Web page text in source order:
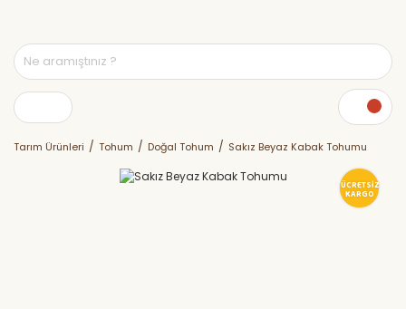
Tarım Ürünleri Tohum Doğal Tohum Sakız Beyaz Kabak Tohumu
ÜCRETSİZ
KARGO